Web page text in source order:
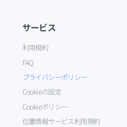
サービス
利用規約
FAQ
プライバシーポリシー
Cookieの設定
Cookieポリシー
位置情報サービス利用規約